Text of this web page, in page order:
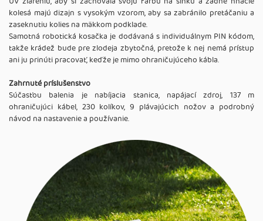
kolesá majú dizajn s vysokým vzorom, aby sa zabránilo pretáčaniu a
zaseknutiu kolies na mäkkom podklade.
Samotná robotická kosačka je dodávaná s individuálnym PIN kódom,
takže krádež bude pre zlodeja zbytočná, pretože k nej nemá prístup
ani ju prinúti pracovať, keďže je mimo ohraničujúceho kábla.
Zahrnuté príslušenstvo
Súčasťou balenia je nabíjacia stanica, napájací zdroj, 137 m
ohraničujúci kábel, 230 kolíkov, 9 plávajúcich nožov a podrobný
návod na nastavenie a používanie.